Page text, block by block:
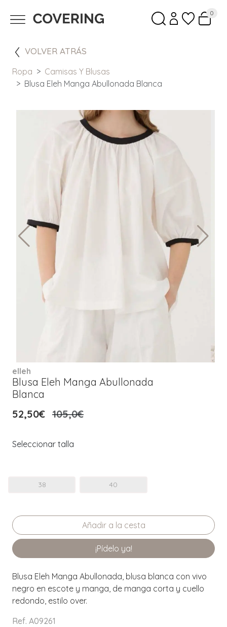
0
VOLVER ATRÁS
Ropa
Camisas Y Blusas
Blusa Eleh Manga Abullonada Blanca
elleh
Blusa Eleh Manga Abullonada
Blanca
52,50€ 105,0€
Seleccionar talla
38 40
¡Pídelo ya!
Blusa Eleh Manga Abullonada, blusa blanca con vivo
negro en escote y manga, de manga corta y cuello
redondo, estilo over.
Ref. A09261